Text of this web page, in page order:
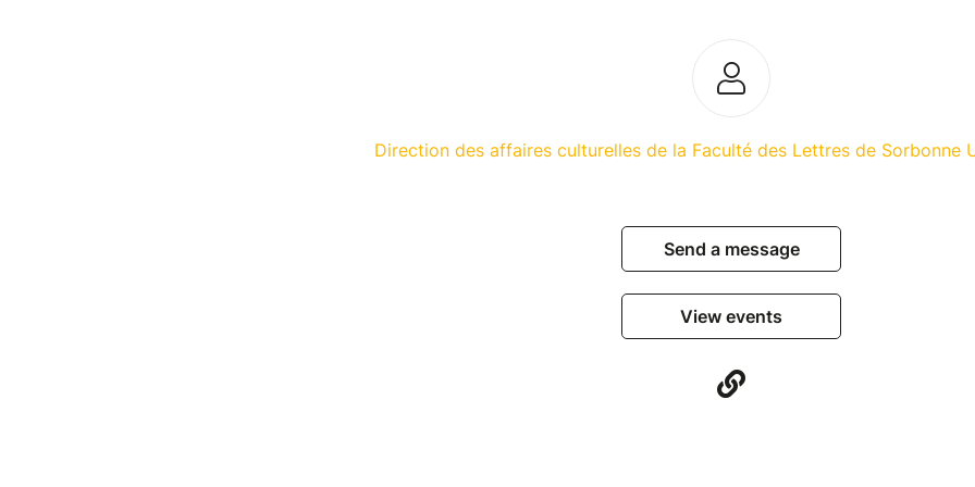
Direction des affaires culturelles de la Faculté des Lettres de Sorbonne
Send a message
View events